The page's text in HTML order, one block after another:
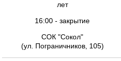
лет
16:00 - закрытие
СОК "Сокол"
(ул. Пограничников, 105)